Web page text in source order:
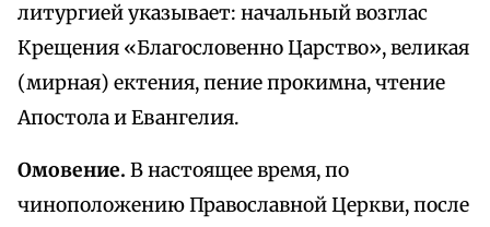
литургией указывает: начальный возглас
Крещения «Благословенно Царство», великая
(мирная) ектения, пение прокимна, чтение
Апостола и Евангелия.
Омовение. В настоящее время, по
чиноположению Православной Церкви, после